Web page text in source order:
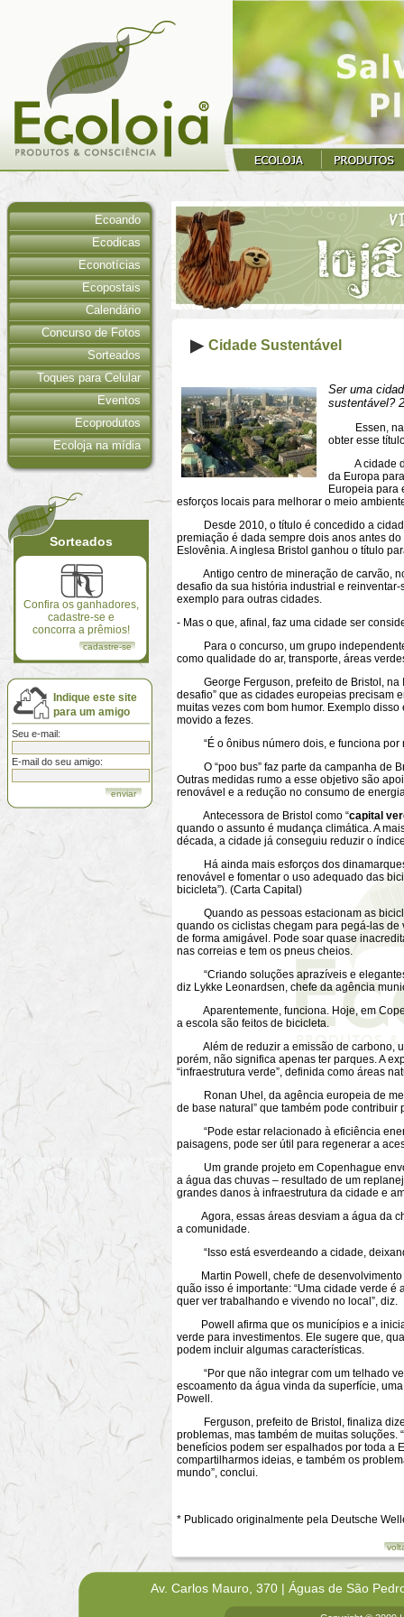
Ecoando
Ecodicas
Econotícias
Ecopostais
Calendário
Concurso de Fotos
Sorteados
Toques para Celular
Eventos
Ecoprodutos
Ecoloja na mídia
Sorteados
Confira os ganhadores,
cadastre-se e
concorra a prêmios!
cadastre-se
Indique este site
para um amigo
Seu e-mail:
E-mail do seu amigo:
Cidade Sustentável
Ser uma
sustentável?
Essen, na
obter esse
A cidade de
da Europa
Europeia para
esforços locais para melhorar o meio
Desde 2010, o título é concedido a
premiação é dada sempre dois anos antes
Eslovênia. A inglesa Bristol ganhou o título
Antigo centro de mineração de carvão, no
desafio da sua história industrial e
exemplo para outras cidades.
- Mas o que, afinal, faz uma cidade ser
Para o concurso, um grupo independente
como qualidade do ar, transporte, áreas
George Ferguson, prefeito de Bristol, na
desafio” que as cidades europeias precisam
muitas vezes com bom humor. Exemplo
movido a fezes.
“É o ônibus número dois, e funciona por
O “poo bus” faz parte da campanha de
Outras medidas rumo a esse objetivo são
renovável e a redução no consumo de
Antecessora de Bristol como “capital
quando o assunto é mudança climática. A
década, a cidade já conseguiu reduzir o
Há ainda mais esforços dos
renovável e fomentar o uso adequado das
bicicleta”). (Carta Capital)
Quando as pessoas estacionam as
quando os ciclistas chegam para pegá-las
de forma amigável. Pode soar quase
nas correias e tem os pneus cheios.
“Criando soluções aprazíveis e elegantes
diz Lykke Leonardsen, chefe da agência
Aparentemente, funciona. Hoje, em
a escola são feitos de bicicleta.
Além de reduzir a emissão de carbono,
porém, não significa apenas ter parques. A
“infraestrutura verde”, definida como áreas
Ronan Uhel, da agência europeia de
de base natural” que também pode
“Pode estar relacionado à eficiência
paisagens, pode ser útil para regenerar a
Um grande projeto em Copenhague
a água das chuvas – resultado de um
grandes danos à infraestrutura da cidade e
Agora, essas áreas desviam a água da
a comunidade.
“Isso está esverdeando a cidade,
Martin Powell, chefe de desenvolvimento
quão isso é importante: “Uma cidade verde
quer ver trabalhando e vivendo no local”, diz.
Powell afirma que os municípios e a
verde para investimentos. Ele sugere que,
podem incluir algumas características.
“Por que não integrar com um telhado
escoamento da água vinda da superfície,
Powell.
Ferguson, prefeito de Bristol, finaliza
problemas, mas também de muitas
benefícios podem ser espalhados por toda a
compartilharmos ideias, e também os
mundo”, conclui.
* Publicado originalmente pela Deutsche
Av. Carlos Mauro, 370 | Águas de São